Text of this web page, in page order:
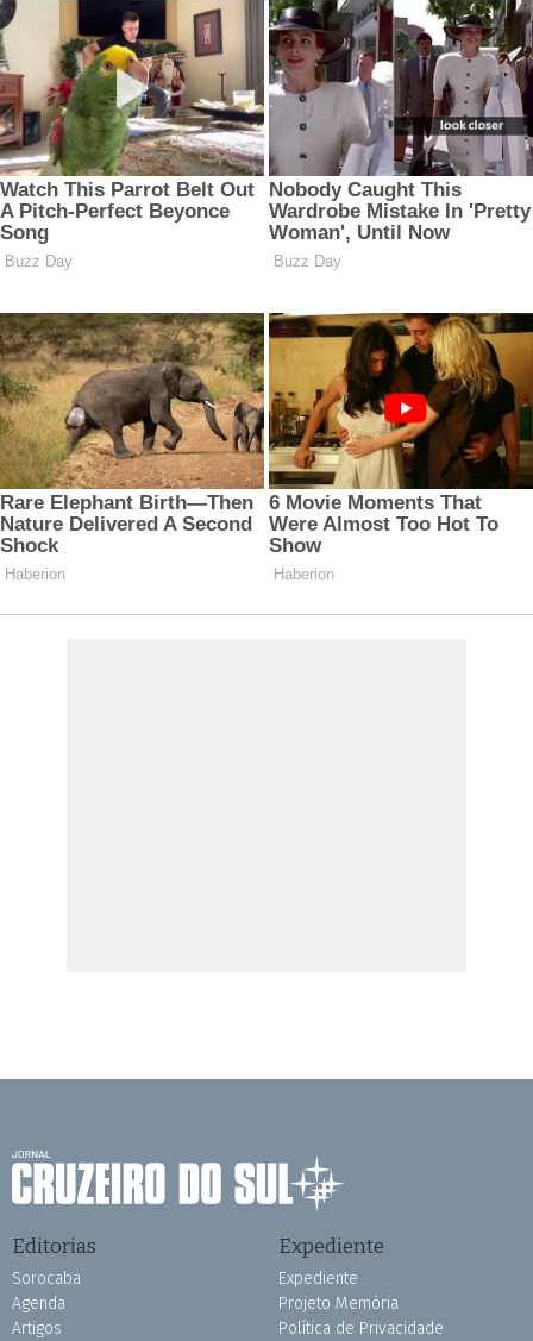
Editorias
Sorocaba
Agenda
Artigos
Expediente
Expediente
Projeto Memória
Política de Privacidade